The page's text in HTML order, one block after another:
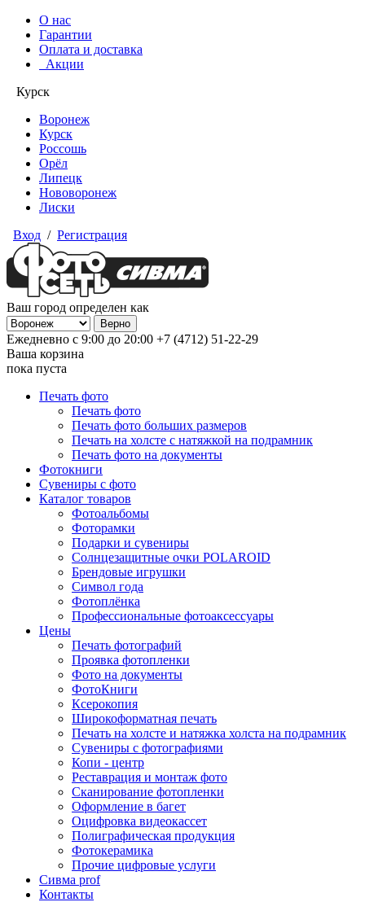
О нас
Гарантии
Оплата и доставка
Акции
Курск
Воронеж
Курск
Россошь
Орёл
Липецк
Нововоронеж
Лиски
Вход / Регистрация
Ваш город определен как
Ежедневно с 9:00 до 20:00 +7 (4712) 51-22-29
Ваша корзина
пока пуста
Печать фото
Печать фото
Печать фото больших размеров
Печать на холсте с натяжкой на подрамник
Печать фото на документы
Фотокниги
Сувениры с фото
Каталог товаров
Фотоальбомы
Фоторамки
Подарки и сувениры
Солнцезащитные очки POLAROID
Брендовые игрушки
Символ года
Фотоплёнка
Профессиональные фотоаксессуары
Цены
Печать фотографий
Проявка фотопленки
Фото на документы
ФотоКниги
Ксерокопия
Широкоформатная печать
Печать на холсте и натяжка холста на подрамник
Сувениры с фотографиями
Копи - центр
Реставрация и монтаж фото
Сканирование фотопленки
Оформление в багет
Оцифровка видеокассет
Полиграфическая продукция
Фотокерамика
Прочие цифровые услуги
Сивма prof
Контакты